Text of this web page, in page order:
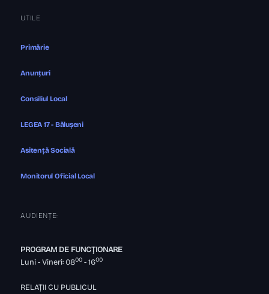
UTILE
Primărie
Anunțuri
Consiliul Local
LEGEA 17 - Bălușeni
Asitență Socială
Monitorul Oficial Local
AUDIENȚE:
PROGRAM DE FUNCȚIONARE
Luni - Vineri: 0800 - 1600
RELAȚII CU PUBLICUL